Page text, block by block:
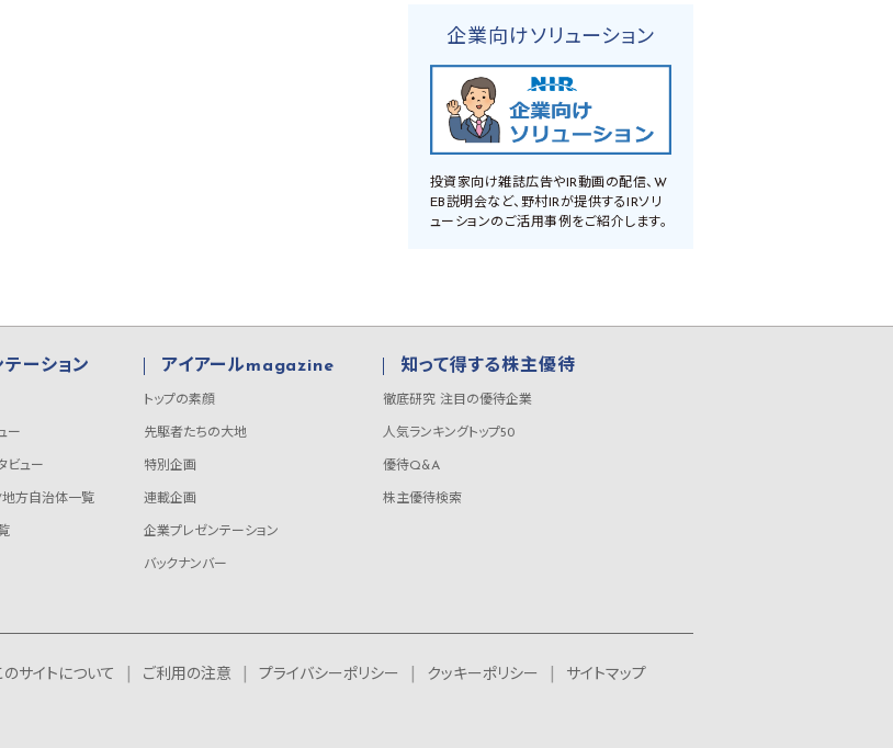
企業向けソリューション
投資家向け雑誌広告やIR動画の配信、W
EB説明会など、野村IRが提供するIRソリ
ューションのご活用事例をご紹介します。
ーション
ー
ビュー
方自治体一覧
アイアールmagazine
トップの素顔
先駆者たちの大地
特別企画
連載企画
企業プレゼンテーション
バックナンバー
知って得する株主優待
徹底研究 注目の優待企業
人気ランキングトップ50
優待Q&A
株主優待検索
のサイトについて ご利用の注意 プライバシーポリシー クッキーポリシー
サイトマップ